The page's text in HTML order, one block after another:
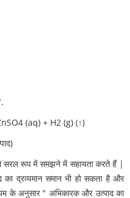
(aq) + H2 (g) (↑)
सरल रूप में समझने में सहायता करते हैं |
द्रव्यमान समान भी हो सकता है और
के अनुसार " अभिकारक और उत्पाद का